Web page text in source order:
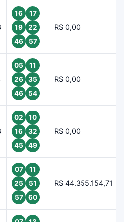
16
17
19
22
46
57
R$ 0,00
05
11
26
35
46
54
R$ 0,00
02
10
16
32
45
49
R$ 0,00
07
11
25
51
57
60
R$ 44.355.154,71